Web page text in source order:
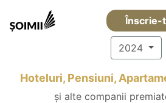
Înscrie-
2024
Hoteluri, Pensiuni,
și alte companii